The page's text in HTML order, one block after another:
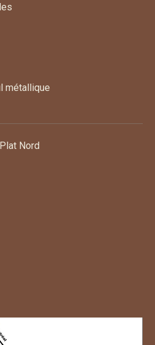
cadeaux
métallique
Nord